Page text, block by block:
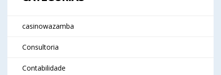
casinowazamba
Consultoria
Contabilidade